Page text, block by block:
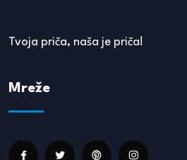
Tvoja priča, naša je priča!
Mreže